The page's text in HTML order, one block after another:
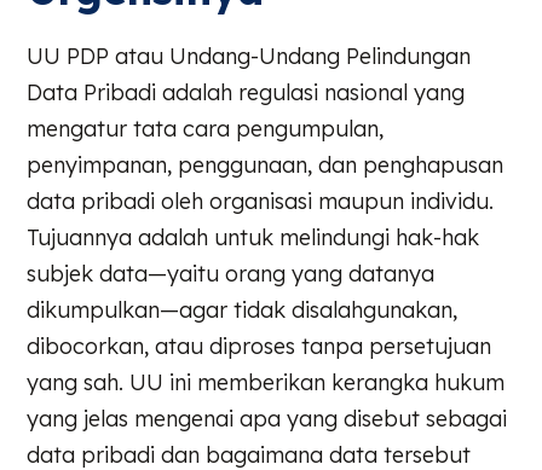
UU PDP atau Undang-Undang Pelindungan
Data Pribadi adalah regulasi nasional yang
mengatur tata cara pengumpulan,
penyimpanan, penggunaan, dan penghapusan
data pribadi oleh organisasi maupun individu.
Tujuannya adalah untuk melindungi hak-hak
subjek data—yaitu orang yang datanya
dikumpulkan—agar tidak disalahgunakan,
dibocorkan, atau diproses tanpa persetujuan
yang sah. UU ini memberikan kerangka hukum
yang jelas mengenai apa yang disebut sebagai
data pribadi dan bagaimana data tersebut